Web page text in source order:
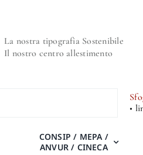
La nostra tipografia Sostenibile
Il nostro centro allestimento
•
CONSIP / MEPA /
ANVUR / CINECA